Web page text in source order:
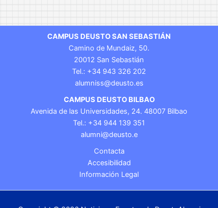
CAMPUS DEUSTO SAN SEBASTIÁN
Camino de Mundaiz, 50.
20012 San Sebastián
Tel.: +34 943 326 202
alumniss@deusto.es
CAMPUS DEUSTO BILBAO
Avenida de las Universidades, 24. 48007 Bilbao
Tel.: +34 944 139 351
alumni@deusto.e
Contacta
Accesibilidad
Información Legal